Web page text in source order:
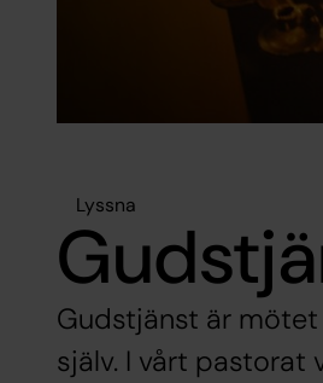
Lyssna
Gudstjänst är
själv. I vårt